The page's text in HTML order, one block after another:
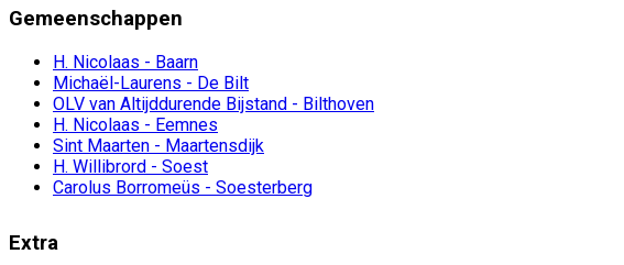
Gemeenschappen
H. Nicolaas - Baarn
Michaël-Laurens - De Bilt
OLV van Altijddurende Bijstand - Bilthoven
H. Nicolaas - Eemnes
Sint Maarten - Maartensdijk
H. Willibrord - Soest
Carolus Borromeüs - Soesterberg
Extra